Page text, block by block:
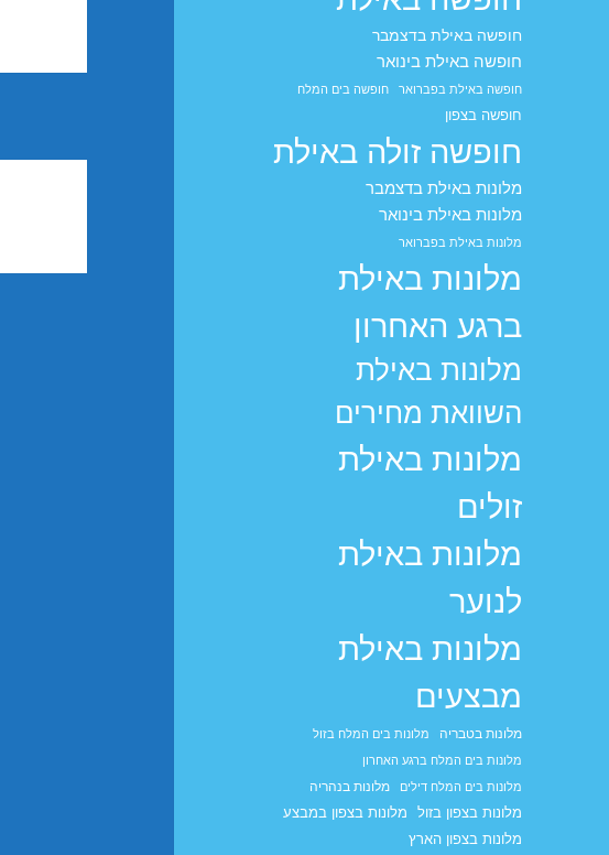
חופשה באילת בדצמבר
חופשה באילת בינואר
חופשה באילת בפברואר חופשה בים המלח
חופשה בצפון
חופשה זולה באילת
מלונות באילת בדצמבר
מלונות באילת בינואר
מלונות באילת בפברואר
מלונות באילת
ברגע האחרון
מלונות באילת
השוואת מחירים
מלונות באילת
זולים
מלונות באילת
לנוער
מלונות באילת
מבצעים
מלונות בטבריה
מלונות בים המלח בזול
מלונות בים המלח ברגע האחרון
מלונות בים המלח דילים
מלונות בנהריה
מלונות בצפון בזול
מלונות בצפון במבצע
מלונות בצפון הארץ